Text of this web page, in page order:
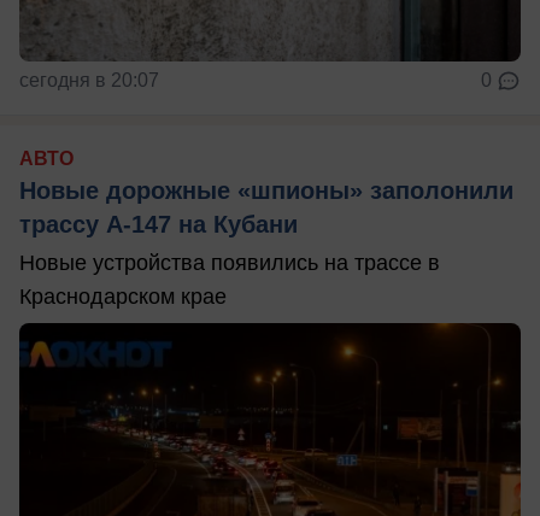
сегодня в 20:07 0
АВТО
Новые дорожные «шпионы» заполонили
трассу А-147 на Кубани
Новые устройства появились на трассе в
Краснодарском крае